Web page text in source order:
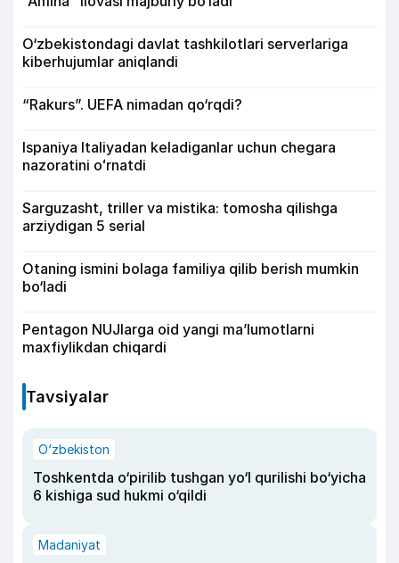
O‘zbekistondagi davlat tashkilotlari serverlariga
kiberhujumlar aniqlandi
“Rakurs”. UEFA nimadan qo‘rqdi?
Ispaniya Italiyadan keladiganlar uchun chegara
nazoratini oʻrnatdi
Sarguzasht, triller va mistika: tomosha qilishga
arziydigan 5 serial
Otaning ismini bolaga familiya qilib berish mumkin
bo‘ladi
Pentagon NUJlarga oid yangi maʼlumotlarni
maxfiylikdan chiqardi
Tavsiyalar
O‘zbekiston
Toshkentda o‘pirilib tushgan yo‘l qurilishi bo‘yicha
6 kishiga sud hukmi o‘qildi
Madaniyat